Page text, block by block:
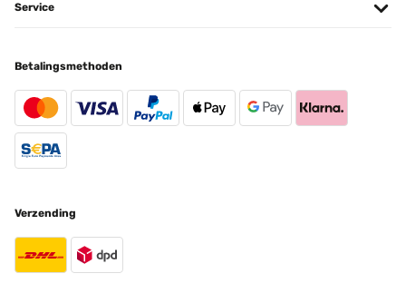
Service
Betalingsmethoden
Verzending